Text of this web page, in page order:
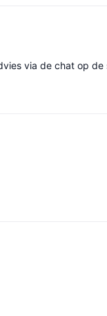
via de chat op